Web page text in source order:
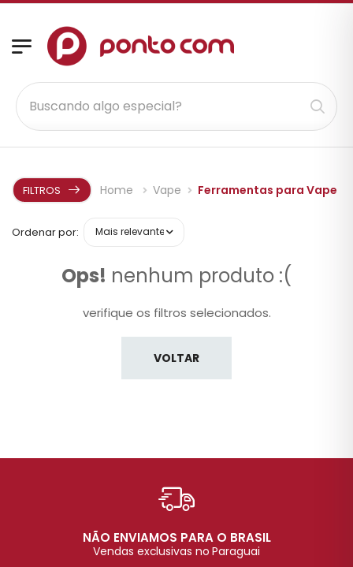
FILTROS Home Vape Ferramentas para Vape
Ordenar por:
Ops! nenhum produto :(
verifique os filtros selecionados.
VOLTAR
NÃO ENVIAMOS PARA O BRASIL
Vendas exclusivas no Paraguai